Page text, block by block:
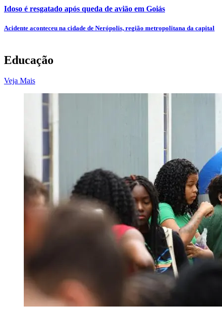
Idoso é resgatado após queda de avião em Goiás
Acidente aconteceu na cidade de Nerópolis, região metropolitana da capital
Educação
Veja Mais